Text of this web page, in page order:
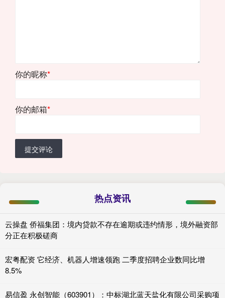
你的昵称*
你的邮箱*
提交评论
热点资讯
云操盘 侨福集团：境内贷款不存在逾期或违约情形，境外融资部
分正在积极磋商
宏粤配资 它经济、机器人增速领跑 二季度招聘企业数同比增
8.5%
易信盈 永创智能（603901）：中标湖北蓝天盐化有限公司采购项